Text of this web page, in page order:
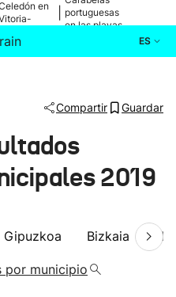
en
portuguesas
en las playas
ES
Compartir Guardar
2019
Gipuzkoa Bizkaia
por municipio